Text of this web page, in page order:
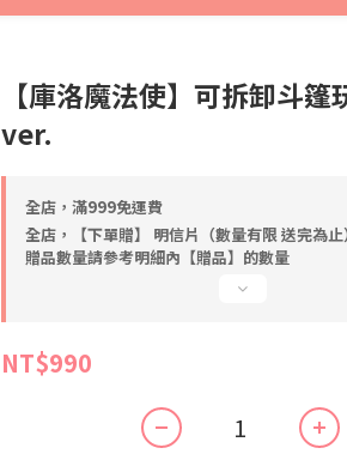
【庫洛魔法使】可拆卸斗篷
ver.
全店，滿999免運費
全店，【下單贈】 明信片（數量有限 送完為
贈品數量請參考明細內【贈品】的數量
NT$990